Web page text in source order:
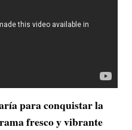
para conquistar la
fresco y vibrante